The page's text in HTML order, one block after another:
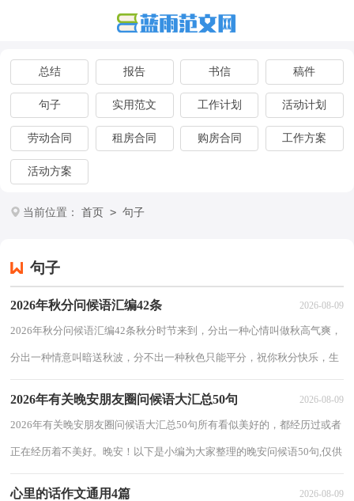
总结 报告 书信 稿件
句子 实用范文 工作计划 活动计划
劳动合同 租房合同 购房合同 工作方案
活动方案
当前位置： 首页 > 句子
句子
2026年秋分问候语汇编42条 2026-08-09
2026年秋分问候语汇编42条秋分时节来到，分出一种心情叫做秋高气爽，
分出一种情意叫暗送秋波，分不出一种秋色只能平分，祝你秋分快乐，生
2026年有关晚安朋友圈问候语大汇总50句 2026-08-09
2026年有关晚安朋友圈问候语大汇总50句所有看似美好的，都经历过或者
正在经历着不美好。晚安！以下是小编为大家整理的晚安问候语50句,仅供
心里的话作文通用4篇 2026-08-09